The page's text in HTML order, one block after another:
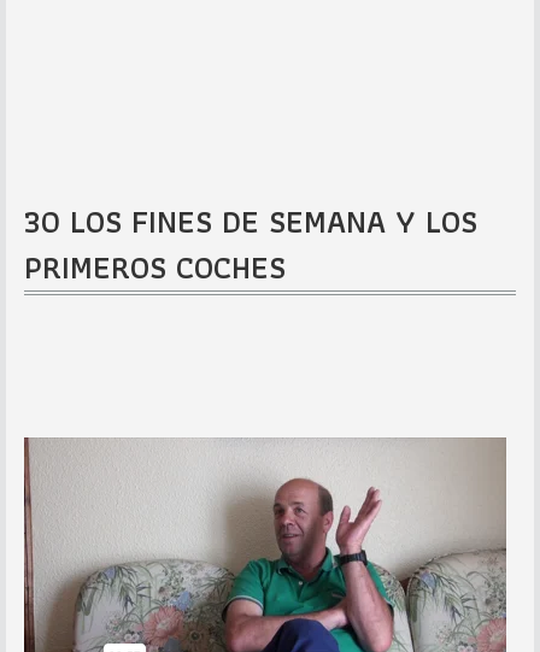
30 LOS FINES DE SEMANA Y LOS
PRIMEROS COCHES